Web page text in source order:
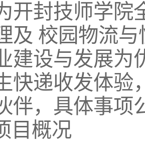
开封技师学院
及 校园物流
建设与发展为
快递收发体验
伴，具体事项
目概况